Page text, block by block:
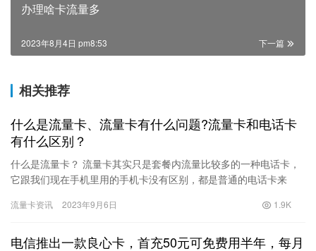
办理啥卡流量多
下一篇
2023年8月4日 pm8:53
相关推荐
什么是流量卡、流量卡有什么问题?流量卡和电话卡
有什么区别？
什么是流量卡？ 流量卡其实只是套餐内流量比较多的一种电话卡，
它跟我们现在手机里用的手机卡没有区别，都是普通的电话卡来
量卡，…
流量卡资讯 2023年9月6日 1.9K
电信推出一款良心卡，首充50元可免费用半年，每月